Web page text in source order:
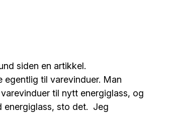
siden en artikkel.
egentlig til varevinduer. Man
til nytt energiglass, og
energiglass, sto det. Jeg